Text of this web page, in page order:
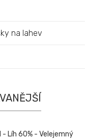
na lahev
- Líh 60% - Velejemný